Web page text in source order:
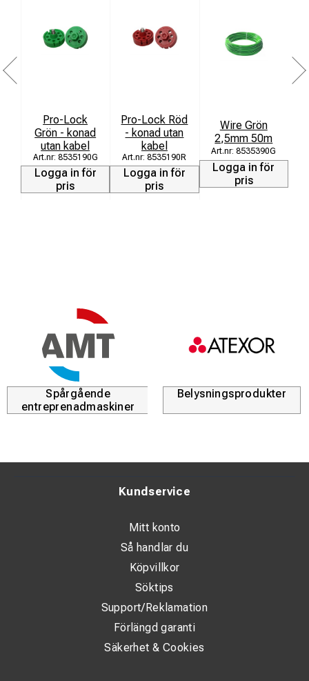
Pro-Lock
Grön - konad
utan kabel
8535190G
Logga in för
pris
Pro-Lock Röd
- konad utan
kabel
8535190R
Logga in för
pris
Wire Grön
2,5mm 50m
8535390G
Logga in för
pris
Spårgående
entreprenadmaskiner
Belysningsprodukter
Kundservice
Mitt konto
Så handlar du
Köpvillkor
Söktips
Support/Reklamation
Förlängd garanti
Säkerhet & Cookies